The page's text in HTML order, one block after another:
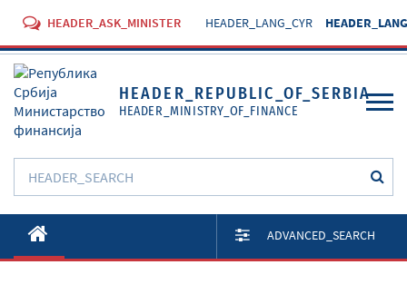
HEADER_ASK_MINISTER HEADER_LANG_CYR
HEADER_REPUBLIC_OF_SERBIA
HEADER_MINISTRY_OF_FINANCE
O Ministarstvu
Aktivnosti
ADVANCED_SEARCH